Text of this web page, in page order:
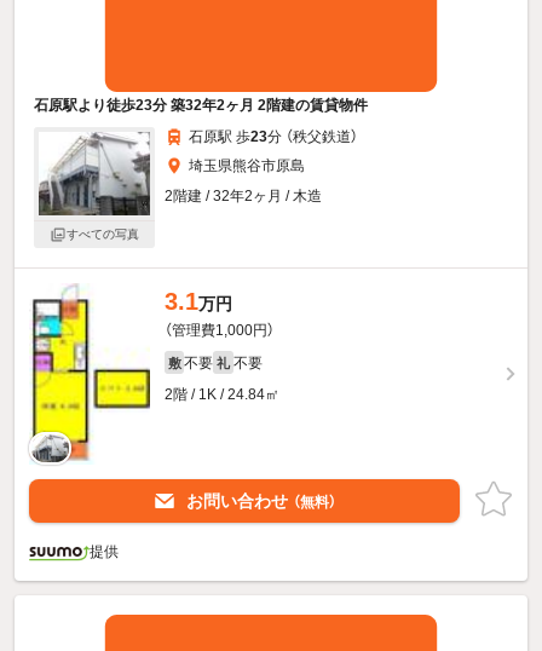
石原駅より徒歩23分 築32年2ヶ月 2階建の賃貸物件
すべての写真
石原駅 歩23分 （秩父鉄道）
埼玉県熊谷市原島
2階建 / 32年2ヶ月 / 木造
3.1万円
（管理費1,000円）
敷 不要 礼 不要
2階 / 1K / 24.84㎡
お問い合わせ （無料）
提供